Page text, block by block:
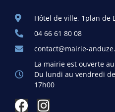
Hôtel de ville, 1plan de
04 66 61 80 08
contact@mairie-
La mairie est ouverte
Du lundi au vendredi
17h00